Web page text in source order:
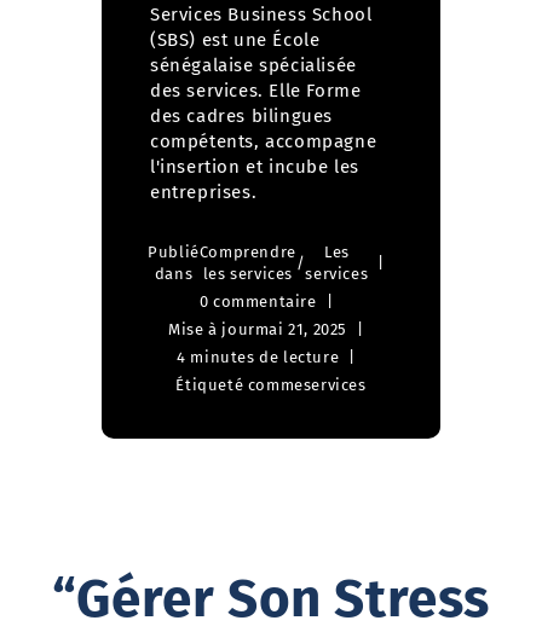
Services Business School
(SBS) est une École
sénégalaise spécialisée
des services. Elle Forme
des cadres bilingues
compétents, accompagne
l'insertion et incube les
entreprises.
Publié
dans
Comprendre
les services
/
Les
services
0 commentaire
Mise à jourmai 21, 2025
4 minutes de lecture
Étiqueté commeservices
“Gérer Son Stress